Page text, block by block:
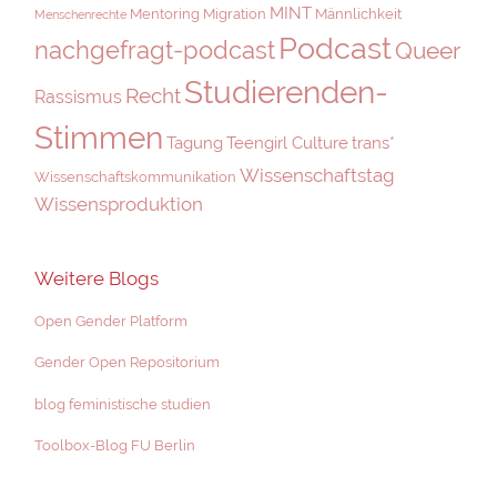
Menschenrechte Mentoring Migration MINT Männlichkeit
nachgefragt-podcastPodcastQueer
Rassismus RechtStudierenden-
Stimmen Tagung Teengirl Culturetrans*
Wissenschaftskommunikation Wissenschaftstag
Wissensproduktion
Weitere Blogs
Open Gender Platform
Gender Open Repositorium
blog feministische studien
Toolbox-Blog FU Berlin